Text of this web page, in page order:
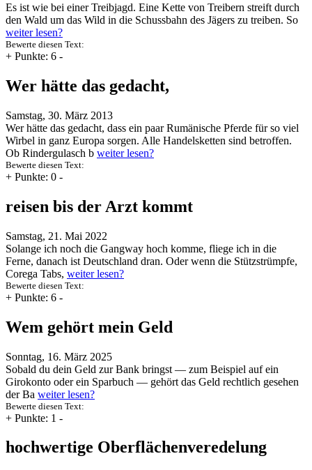
Es ist wie bei einer Treibjagd. Eine Kette von Treibern streift durch
den Wald um das Wild in die Schussbahn des Jägers zu treiben. So
weiter lesen?
Bewerte diesen Text:
+ Punkte: 6 -
Wer hätte das gedacht,
Samstag, 30. März 2013
Wer hätte das gedacht, dass ein paar Rumänische Pferde für so viel
Wirbel in ganz Europa sorgen. Alle Handelsketten sind betroffen.
Ob Rindergulasch b weiter lesen?
Bewerte diesen Text:
+ Punkte: 0 -
reisen bis der Arzt kommt
Samstag, 21. Mai 2022
Solange ich noch die Gangway hoch komme, fliege ich in die
Ferne, danach ist Deutschland dran. Oder wenn die Stützstrümpfe,
Corega Tabs, weiter lesen?
Bewerte diesen Text:
+ Punkte: 6 -
Wem gehört mein Geld
Sonntag, 16. März 2025
Sobald du dein Geld zur Bank bringst — zum Beispiel auf ein
Girokonto oder ein Sparbuch — gehört das Geld rechtlich gesehen
der Ba weiter lesen?
Bewerte diesen Text:
+ Punkte: 1 -
hochwertige Oberflächenveredelung